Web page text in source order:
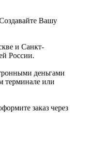
Вашу
и Санкт-
России.
деньгами
терминале или
заказ через